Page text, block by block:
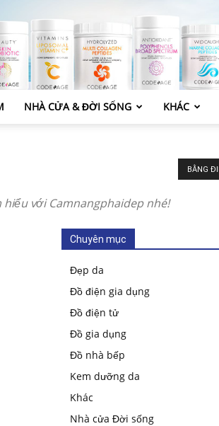
NHÀ CỬA & ĐỜI SỐNG KHÁC
với Camnangphaidep nhé!
BẰNG
Chuyên mục
Đẹp da
Đồ điện gia dụng
Đồ điện tử
Đồ gia dụng
Đồ nhà bếp
Kem dưỡng da
Khác
Nhà cửa Đời sống